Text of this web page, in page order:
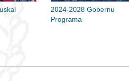
2024-2028 Gobernu
Programa